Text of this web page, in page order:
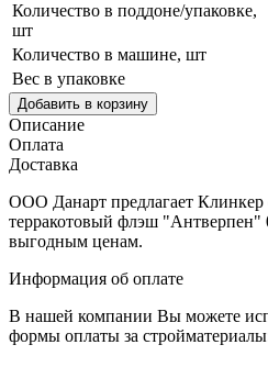
Количество в поддоне/упаковке,
шт
Количество в машине, шт
Вес в упаковке
Добавить в корзину
Описание
Оплата
Доставка
ООО Данарт предлагает
терракотовый флэш "Антверпен"
выгодным ценам.
Информация об оплате
В нашей компании Вы можете
формы оплаты за